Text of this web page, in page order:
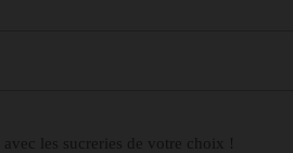
les sucreries de votre choix !